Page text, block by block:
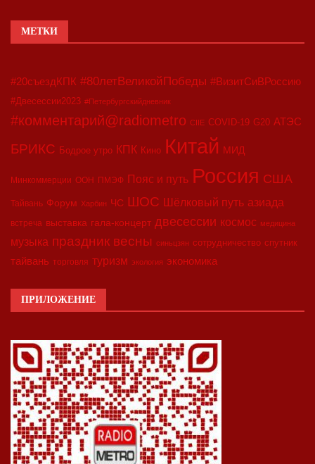
МЕТКИ
#20съездКПК #80летВеликойПобеды #ВизитСиВРоссию
#Двесессии2023 #Петербургскийдневник
#комментарий@radiometro CIIE COVID-19 G20 АТЭС
БРИКС Бодрое утро КПК Кино Китай МИД
Минкоммерции ООН ПМЭФ Пояс и путь Россия США
Тайвань Форум Харбин ЧС ШОС Шёлковый путь азиада
встреча выставка гала-концерт двесессии космос медицина
музыка праздник весны синьцзян сотрудничество спутник
тайвань торговля туризм экология экономика
ПРИЛОЖЕНИЕ